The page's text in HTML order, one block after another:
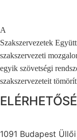
A
Szakszervezetek
szakszervezeti
egyik szövetségi
szakszervezeteit
1091 Budapest